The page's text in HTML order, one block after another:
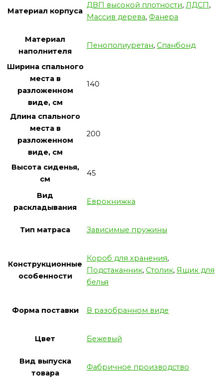
Материал корпуса
ДВП высокой плотности, ЛДСП ,
Массив дерева, Фанера
Материал
наполнителя
Пенополиуретан, Спанбонд
Ширина спального
места в
разложенном
виде, см
140
Длина спального
места в
разложенном
виде, см
200
Высота сиденья,
см
45
Вид
раскладывания
Еврокнижка
Тип матраса Зависимые пружины
Конструкционные
особенности
Короб для хранения,
Подстаканник, Столик, Ящик для
белья
Форма поставки В разобранном виде
Цвет Бежевый
Вид выпуска
товара
Фабричное производство